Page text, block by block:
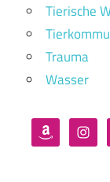
Tierische
Trauma
Wasser